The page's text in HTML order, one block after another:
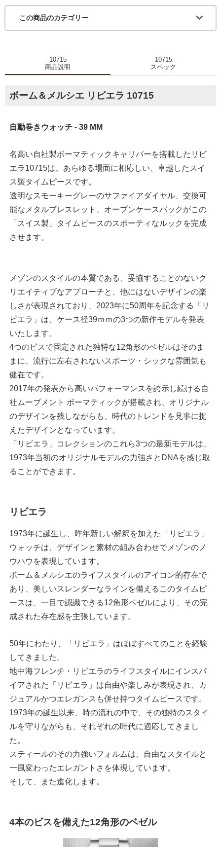
この商品のカテゴリー
10715
商品説明
10715
スペック
ボーム＆メルシエ リビエラ 10715
自動巻きウォッチ - 39 MM
名高い自社製ボーマティックキャリバーを搭載したリビ
エラ10715は、あらゆる場面に相応しい、卓越したスイ
ス製タイムピースです。
透明なスモーキーグレーのサファイアダイヤル、交換可
能なメタルブレスレット、オープンケースバックがこの
「スイス製」タイムピースのスポーティなルックを完成
させます。
メゾンのスタイルの本質である、妥協することのないク
リエイティブなアプローチと、他にはないデザインの楽
しさが表現されており、2023年に50周年を記念する「リ
ビエラ」は、ケース径39ｍｍの3つの新作モデルを発表
いたします。
4つのビスで固定された独特な12角形のベゼルはそのま
まに、流行に左右されないスポーツ・シックな雰囲気も
健在です。
2017年の発表から高いパフォーマンスを誇示し続ける自
社ムーブメント ボーマティックが搭載され、オリジナル
のデザインを残しながらも、時代のトレンドを見事に捉
えたデザインとなっています。
「リビエラ」コレクションのこれら3つの最新モデルは、
1973年当初のオリジナルモデルの力強さとDNAを感じ取
ることができます。
リビエラ
1973年に誕生し、昨年新しい解釈を加えた「リビエラ」
ウォッチは、デザインと素材の組み合わせでメゾンのノ
ウハウを表現しています。
ボーム＆メルシエのライフスタイルのアイコン的存在で
あり、美しいスレンダーなラインを備えるこのタイムピ
ースは、一目で認識できる12角形ベゼルにより、その完
成された存在感を主張しています。
50年にわたり、「リビエラ」はほぼすべてのことを経験
してきました。
地中海フレンチ・リビエラのライフスタイルにインスパ
イアされた「リビエラ」は自由や楽しみが表現され、カ
ジュアルかつエレガンスも併せ持つタイムピースです。
1973年の誕生以来、時の流れの中で、その独特のスタイ
ルを守りながらも、それぞれの時代に適応してきまし
た。
スティールのその力強いフォルムは、自由なスタイルと
一風変わったエレガントさを体現しています。
そして、また進化します。
4本のビスを備えた12角形のベゼル